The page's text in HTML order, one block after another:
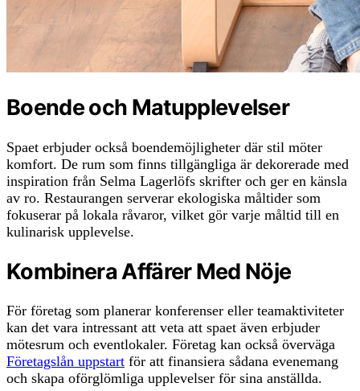
Boende och Matupplevelser
Spaet erbjuder också boendemöjligheter där stil möter
komfort. De rum som finns tillgängliga är dekorerade med
inspiration från Selma Lagerlöfs skrifter och ger en känsla
av ro. Restaurangen serverar ekologiska måltider som
fokuserar på lokala råvaror, vilket gör varje måltid till en
kulinarisk upplevelse.
Kombinera Affärer Med Nöje
För företag som planerar konferenser eller teamaktiviteter
kan det vara intressant att veta att spaet även erbjuder
mötesrum och eventlokaler. Företag kan också överväga
Företagslån uppstart för att finansiera sådana evenemang
och skapa oförglömliga upplevelser för sina anställda.